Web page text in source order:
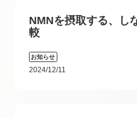
NMNを摂取する、し
較
お知らせ
2024/12/11